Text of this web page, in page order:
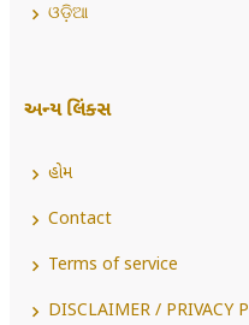
ଓଡ଼ିଆ
અન્ય લિંક્સ
હોમ
Contact
Terms of service
DISCLAIMER / PRIVACY